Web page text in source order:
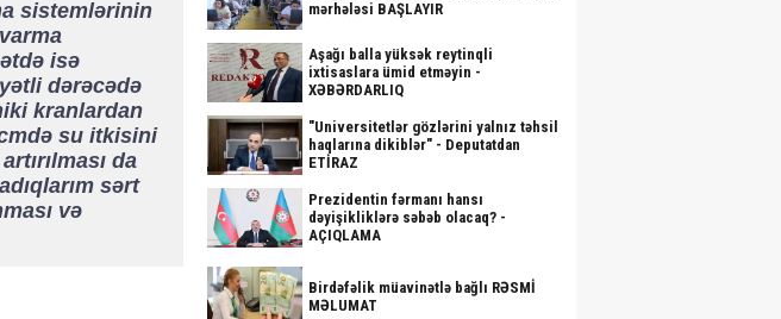
sistemlərinin
isə
dərəcədə
kranlardan
su itkisini
da
sərt
və
mərhələsi BAŞLAYIR
Aşağı balla yüksək reytinqli
ixtisaslara ümid etməyin -
XƏBƏRDARLIQ
"Universitetlər gözlərini yalnız təhsil
haqlarına dikiblər" - Deputatdan
ETİRAZ
Prezidentin fərmanı hansı
dəyişikliklərə səbəb olacaq? -
AÇIQLAMA
Birdəfəlik müavinətlə bağlı RƏSMİ
MƏLUMAT